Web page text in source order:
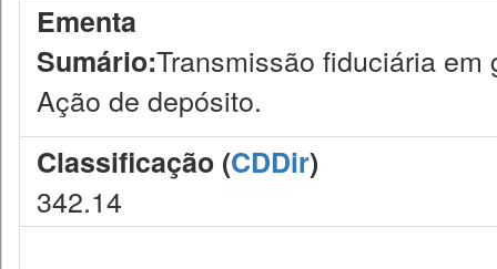
Ementa
Sumário:Transmissão fiduciária
Ação de depósito.
Classificação (CDDir)
342.14